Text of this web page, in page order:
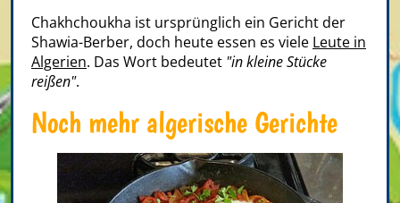
Chakhchoukha ist ursprünglich ein Gericht der
Shawia-Berber, doch heute essen es viele Leute in
Algerien. Das Wort bedeutet "in kleine Stücke
reißen".
Noch mehr algerische Gerichte